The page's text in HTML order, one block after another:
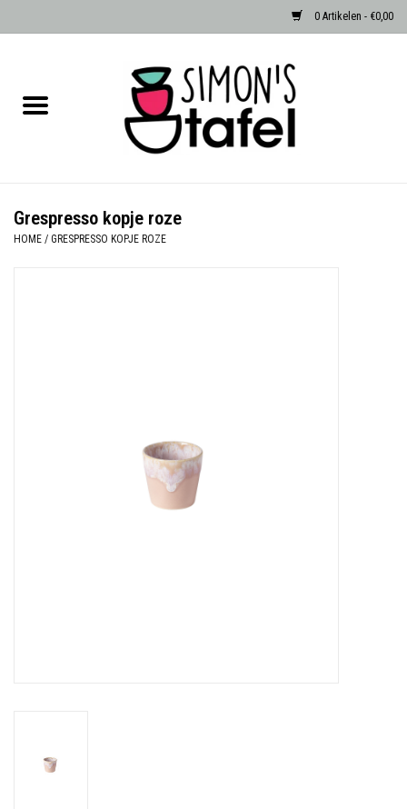
0 Artikelen - €0,00
Albast waxinehouders van Zenza
Grespresso kopje roze
HOME / GRESPRESSO KOPJE ROZE